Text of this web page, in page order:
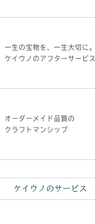
一生の宝物を、一生大切に。
ケイウノのアフターサービス
オーダーメイド品質の
クラフトマンシップ
ケイウノのサービス